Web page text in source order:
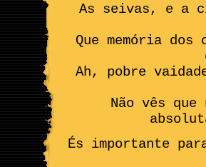
As seivas, e a
Que memória
Ah, pobre
Não vês
És importante